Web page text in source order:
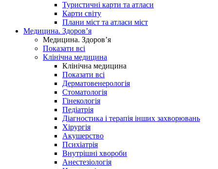
Туристичні карти та атласи
Карти світу
Плани міст та атласи міст
Медицина. Здоров’я
Медицина. Здоров’я
Показати всі
Клінічна медицина
Клінічна медицина
Показати всі
Дерматовенерологія
Стоматологія
Гінекологія
Педіатрія
Діагностика і терапія інших захворювань
Хірургія
Акушерство
Психіатрія
Внутрішні хвороби
Анестезіологія